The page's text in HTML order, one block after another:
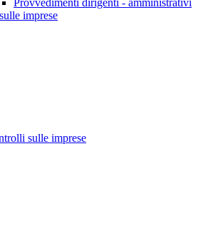
Provvedimenti dirigenti - amministrativi
imprese
sulle imprese